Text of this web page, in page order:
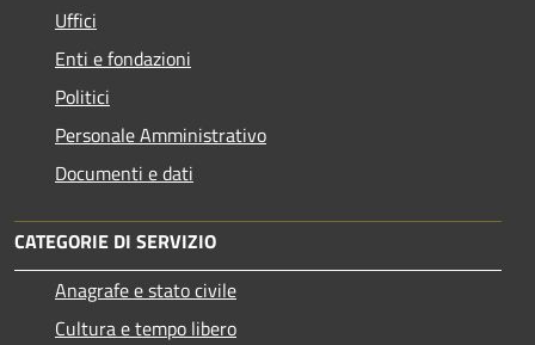
Uffici
Enti e fondazioni
Politici
Personale Amministrativo
Documenti e dati
CATEGORIE DI SERVIZIO
Anagrafe e stato civile
Cultura e tempo libero